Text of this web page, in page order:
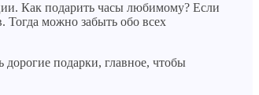
Как подарить часы любимому? Если
Тогда можно забыть обо всех
подарки, главное, чтобы